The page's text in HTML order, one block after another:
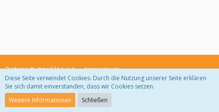
Datenschutzerklärung Impressum
Community-Software:
Diese Seite verwendet Cookies. Durch die Nutzung unserer Seite erklären
Sie sich damit einverstanden, dass wir Cookies setzen.
Weitere Informationen
Schließen